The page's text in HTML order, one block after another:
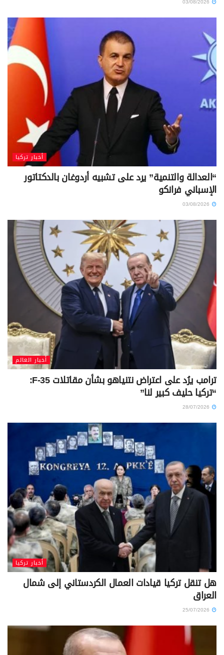
أخبار تركيا
“العدالة والتنمية” يرد على تشبيه أردوغان بالدكتاتور
الإسباني فرانكو
03/08/2026
أخبار العالم
ترامب يرُد على اعتراض نتنياهو بشأن مقاتلات F-35:
“تركيا حليف كبير لنا”
28/07/2026
أخبار تركيا
هل تنقل تركيا قيادات العمال الكردستاني إلى شمال
العراق
25/07/2026